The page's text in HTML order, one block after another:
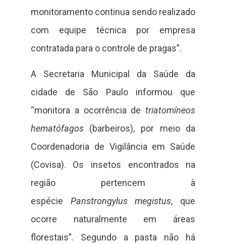
monitoramento continua sendo realizado
com equipe técnica por empresa
contratada para o controle de pragas”.
A Secretaria Municipal da Saúde da
cidade de São Paulo informou que
“monitora a ocorrência detriatomíneos
hematófagos(barbeiros), por meio da
Coordenadoria de Vigilância em Saúde
(Covisa). Os insetos encontrados na
região pertencem à
espécie Panstrongylus megistus, que
ocorre naturalmente em áreas
florestais”. Segundo a pasta não há